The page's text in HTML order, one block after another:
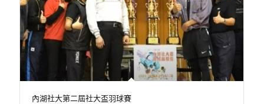
內湖社大第二屆社大盃羽球賽